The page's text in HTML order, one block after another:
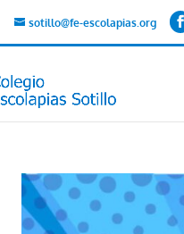
sotillo@fe-escolapias.org